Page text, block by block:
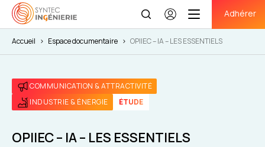
Se
connecter
Adhérer
Accueil > Espace documentaire > OPIIEC – IA – LES ESSENTIELS
COMMUNICATION & ATTRACTIVITÉ
INDUSTRIE & ÉNERGIE
ÉTUDE
OPIIEC – IA – LES ESSENTIELS